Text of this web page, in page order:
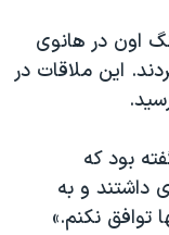
اون در هانوی
این ملاقات در
بود که
داشتند و به
توافق نکنم.»